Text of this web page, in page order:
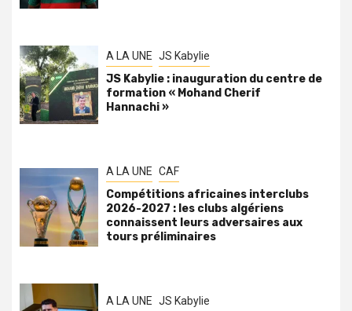
A LA UNE JS Kabylie
JS Kabylie : inauguration du centre de
formation « Mohand Cherif
Hannachi »
A LA UNE CAF
Compétitions africaines interclubs
2026-2027 : les clubs algériens
connaissent leurs adversaires aux
tours préliminaires
A LA UNE JS Kabylie